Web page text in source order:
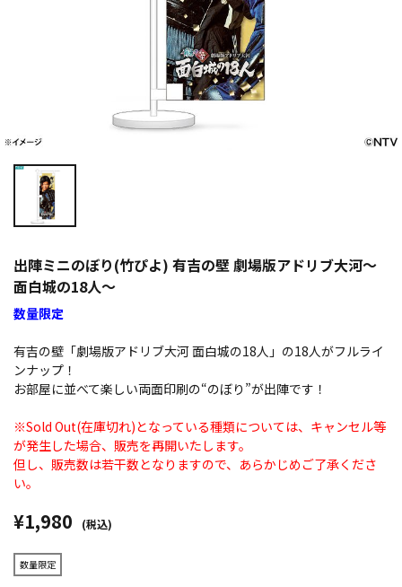
出陣ミニのぼり(竹ぴよ) 有吉の壁 劇場版アドリブ大河～
面白城の18人～
数量限定
有吉の壁「劇場版アドリブ大河 面白城の18人」の18人がフルライ
ンナップ！
お部屋に並べて楽しい両面印刷の“のぼり”が出陣です！
※Sold Out(在庫切れ)となっている種類については、キャンセル等
が発生した場合、販売を再開いたします。
但し、販売数は若干数となりますので、あらかじめご了承くださ
い。
¥1,980 (税込)
数量限定